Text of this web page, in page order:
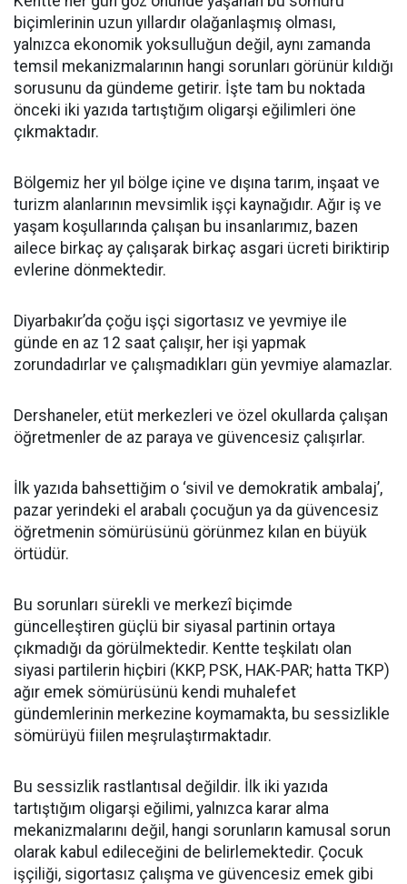
biçimlerinin uzun yıllardır olağanlaşmış olması,
yalnızca ekonomik yoksulluğun değil, aynı zamanda
temsil mekanizmalarının hangi sorunları görünür kıldığı
sorusunu da gündeme getirir. İşte tam bu noktada
önceki iki yazıda tartıştığım oligarşi eğilimleri öne
çıkmaktadır.
Bölgemiz her yıl bölge içine ve dışına tarım, inşaat ve
turizm alanlarının mevsimlik işçi kaynağıdır. Ağır iş ve
yaşam koşullarında çalışan bu insanlarımız, bazen
ailece birkaç ay çalışarak birkaç asgari ücreti biriktirip
evlerine dönmektedir.
Diyarbakır’da çoğu işçi sigortasız ve yevmiye ile
günde en az 12 saat çalışır, her işi yapmak
zorundadırlar ve çalışmadıkları gün yevmiye alamazlar.
Dershaneler, etüt merkezleri ve özel okullarda çalışan
öğretmenler de az paraya ve güvencesiz çalışırlar.
İlk yazıda bahsettiğim o ‘sivil ve demokratik ambalaj’,
pazar yerindeki el arabalı çocuğun ya da güvencesiz
öğretmenin sömürüsünü görünmez kılan en büyük
örtüdür.
Bu sorunları sürekli ve merkezî biçimde
güncelleştiren güçlü bir siyasal partinin ortaya
çıkmadığı da görülmektedir. Kentte teşkilatı olan
siyasi partilerin hiçbiri (KKP, PSK, HAK-PAR; hatta TKP)
ağır emek sömürüsünü kendi muhalefet
gündemlerinin merkezine koymamakta, bu sessizlikle
sömürüyü fiilen meşrulaştırmaktadır.
Bu sessizlik rastlantısal değildir. İlk iki yazıda
tartıştığım oligarşi eğilimi, yalnızca karar alma
mekanizmalarını değil, hangi sorunların kamusal sorun
olarak kabul edileceğini de belirlemektedir. Çocuk
işçiliği, sigortasız çalışma ve güvencesiz emek gibi